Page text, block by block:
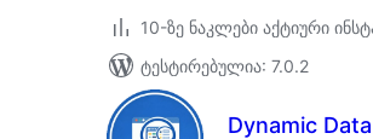
10-ზე ნაკლები აქტიური
ტესტირებულია: 7.0.2
Dynamic Data